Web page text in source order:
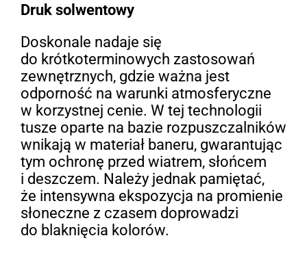
Druk solwentowy
Doskonale nadaje się
do krótkoterminowych zastosowań
zewnętrznych, gdzie ważna jest
odporność na warunki atmosferyczne
w korzystnej cenie. W tej technologii
tusze oparte na bazie rozpuszczalników
wnikają w materiał baneru, gwarantując
tym ochronę przed wiatrem, słońcem
i deszczem. Należy jednak pamiętać,
że intensywna ekspozycja na promienie
słoneczne z czasem doprowadzi
do blaknięcia kolorów.